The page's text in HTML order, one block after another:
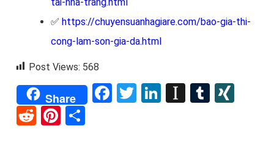
✅ https://chuyensuanhagiare.com/bao-gia-thi-
cong-lam-son-gia-da.html
Post Views: 568
Share Facebook
TwitterLinkedInTumblr
RedditPinterest